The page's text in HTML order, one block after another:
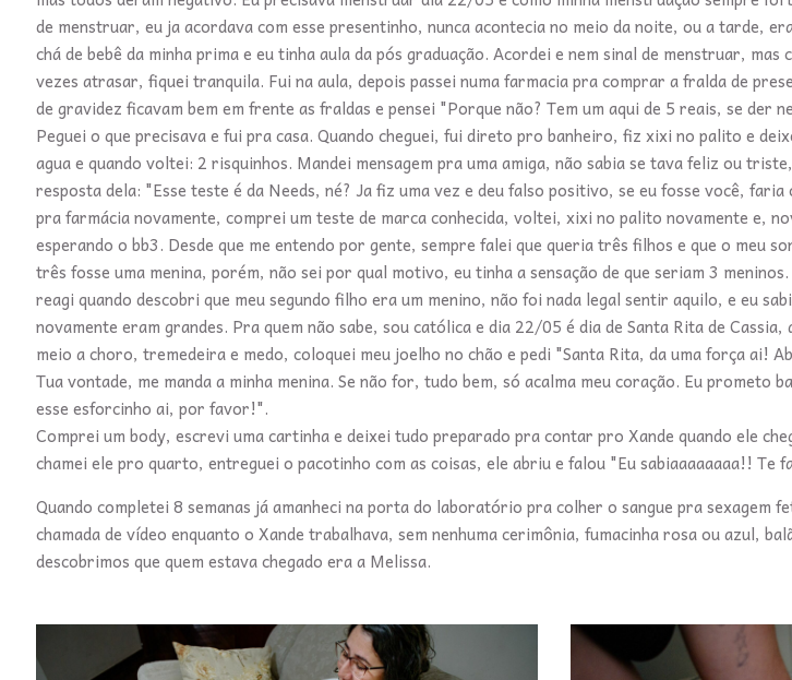
de menstruar, eu ja acordava com esse presentinho, nunca acontecia no meio da noite, ou a tarde,
chá de bebê da minha prima e eu tinha aula da pós graduação. Acordei e nem sinal de menstruar,
vezes atrasar, fiquei tranquila. Fui na aula, depois passei numa farmacia pra comprar a fralda de
de gravidez ficavam bem em frente as fraldas e pensei "Porque não? Tem um aqui de 5 reais, se der
Peguei o que precisava e fui pra casa. Quando cheguei, fui direto pro banheiro, fiz xixi no palito e
agua e quando voltei: 2 risquinhos. Mandei mensagem pra uma amiga, não sabia se tava feliz ou
resposta dela: "Esse teste é da Needs, né? Ja fiz uma vez e deu falso positivo, se eu fosse você,
pra farmácia novamente, comprei um teste de marca conhecida, voltei, xixi no palito novamente e,
esperando o bb3. Desde que me entendo por gente, sempre falei que queria três filhos e que o meu
três fosse uma menina, porém, não sei por qual motivo, eu tinha a sensação de que seriam 3 meninos.
reagi quando descobri que meu segundo filho era um menino, não foi nada legal sentir aquilo, e eu
novamente eram grandes. Pra quem não sabe, sou católica e dia 22/05 é dia de Santa Rita de Cassia,
meio a choro, tremedeira e medo, coloquei meu joelho no chão e pedi "Santa Rita, da uma força ai!
Tua vontade, me manda a minha menina. Se não for, tudo bem, só acalma meu coração. Eu prometo
esse esforcinho ai, por favor!".
Comprei um body, escrevi uma cartinha e deixei tudo preparado pra contar pro Xande quando ele
chamei ele pro quarto, entreguei o pacotinho com as coisas, ele abriu e falou "Eu sabiaaaaaaaa!! Te
Quando completei 8 semanas já amanheci na porta do laboratório pra colher o sangue pra sexagem
chamada de vídeo enquanto o Xande trabalhava, sem nenhuma cerimônia, fumacinha rosa ou azul,
descobrimos que quem estava chegado era a Melissa.